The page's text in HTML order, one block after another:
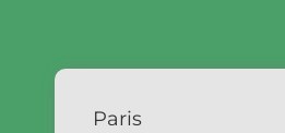
Paris